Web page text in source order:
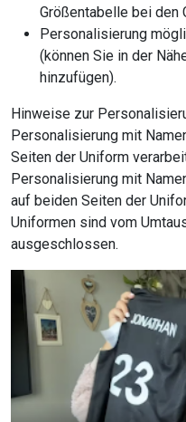
Größentabelle bei den
Personalisierung
(können Sie in der
hinzufügen).
Hinweise zur
Personalisierung mit
Seiten der Uniform
Personalisierung mit
auf beiden Seiten der
Uniformen sind vom
ausgeschlossen.